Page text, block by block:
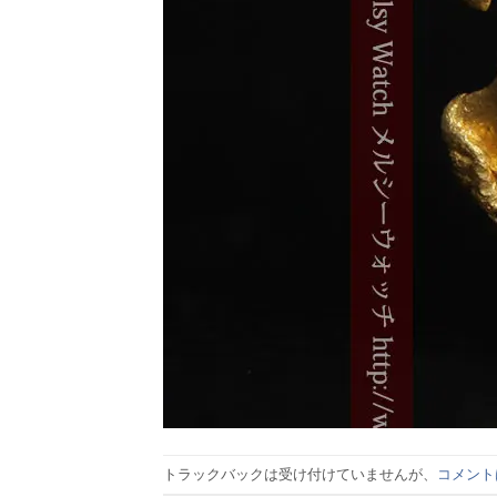
トラックバックは受け付けていませんが、 コメン